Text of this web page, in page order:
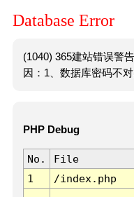
Database Error
(1040) 365建站错误警
因：1、数据库密码不
PHP Debug
No. File
1
/index.php